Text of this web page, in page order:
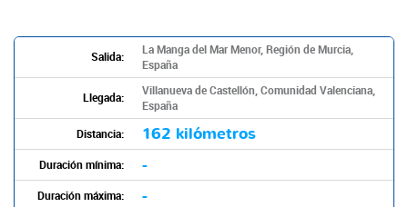
Salida:
La Manga del Mar Menor, Región de Murcia,
España
Llegada:
Villanueva de Castellón, Comunidad Valenciana,
España
Distancia:
162 kilómetros
Duración mínima: -
Duración máxima: -